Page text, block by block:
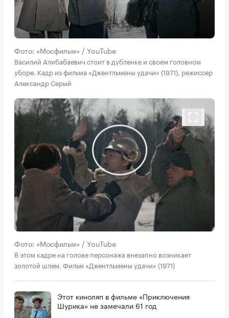
Фото: «Мосфильм» / YouTube
Василий Алибабаевич стоит в дубленке и своем головном
уборе. Кадр из фильма «Джентльмены удачи» (1971), режиссер
Александр Серый
Фото: «Мосфильм» / YouTube
В этом кадре на голове персонажа внезапно возникает
золотой шлем. Фильм «Джентльмены удачи» (1971)
Этот киноляп в фильме «Приключения
Шурика» не замечали 61 год